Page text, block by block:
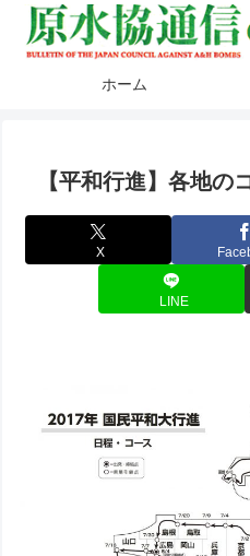
ホーム
【平和行進】各地の
X
LINE